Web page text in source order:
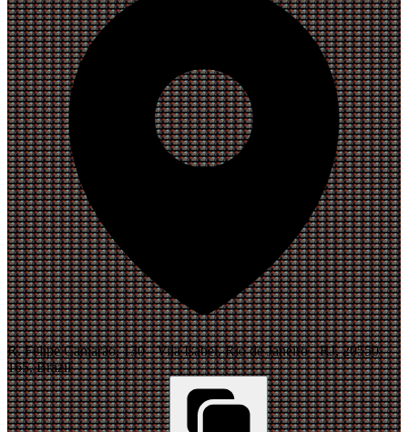
R. Felipe Camarão, 130 - Vila Isabel, Rio de Janeiro - RJ, 20550-
165, Brazil